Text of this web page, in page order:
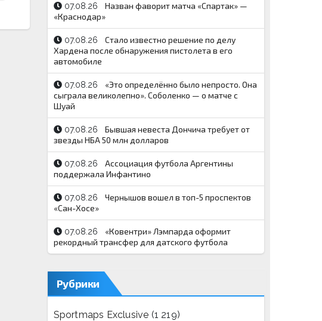
07.08.26
Назван фаворит матча «Спартак» —
«Краснодар»
07.08.26
Стало известно решение по делу
Хардена после обнаружения пистолета в его
автомобиле
07.08.26
«Это определённо было непросто. Она
сыграла великолепно». Соболенко — о матче с
Шуай
07.08.26
Бывшая невеста Дончича требует от
звезды НБА 50 млн долларов
07.08.26
Ассоциация футбола Аргентины
поддержала Инфантино
07.08.26
Чернышов вошел в топ-5 проспектов
«Сан-Хосе»
07.08.26
«Ковентри» Лэмпарда оформит
рекордный трансфер для датского футбола
Рубрики
Sportmaps Exclusive (1 219)